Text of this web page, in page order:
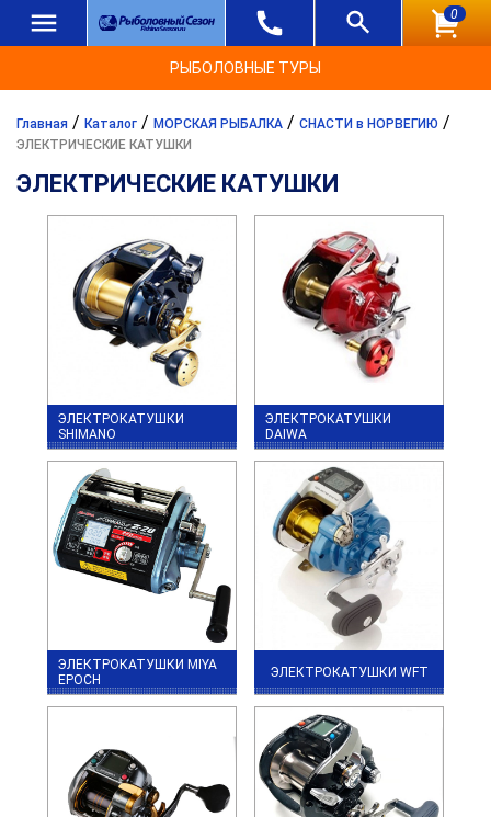
0
РЫБОЛОВНЫЕ ТУРЫ
Главная / Каталог / МОРСКАЯ РЫБАЛКА / СНАСТИ в НОРВЕГИЮ /
ЭЛЕКТРИЧЕСКИЕ КАТУШКИ
ЭЛЕКТРИЧЕСКИЕ КАТУШКИ
ЭЛЕКТРОКАТУШКИ
SHIMANO
ЭЛЕКТРОКАТУШКИ
DAIWA
ЭЛЕКТРОКАТУШКИ MIYA
EPOCH
ЭЛЕКТРОКАТУШКИ WFT